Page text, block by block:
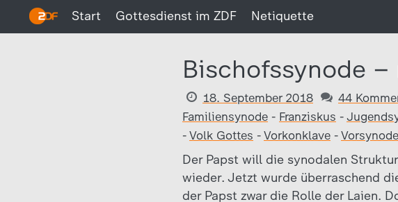
Start Gottesdienst im ZDF Netiquette
Bischofssynode –
18. September 2018 44
Familiensynode - Franziskus -
- Volk Gottes - Vorkonklave - Vorsynode
Der Papst will die synodalen
wieder. Jetzt wurde überraschend
der Papst zwar die Rolle der Laien.